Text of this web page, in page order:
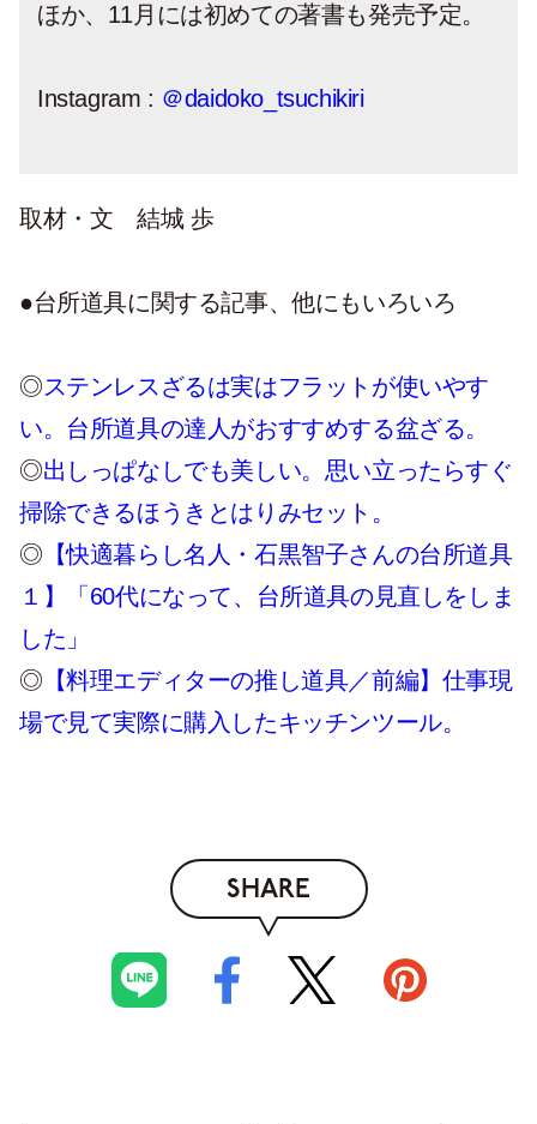
ほか、11月には初めての著書も発売予定。
Instagram : ＠daidoko_tsuchikiri
取材・文 結城 歩
●台所道具に関する記事、他にもいろいろ
◎ステンレスざるは実はフラットが使いやす
い。台所道具の達人がおすすめする盆ざる。
◎出しっぱなしでも美しい。思い立ったらすぐ
掃除できるほうきとはりみセット。
◎ 【快適暮らし名人・石黒智子さんの台所道具
１】「60代になって、台所道具の見直しをしま
した」
◎ 【料理エディターの推し道具／前編】仕事現
場で見て実際に購入したキッチンツール。
SHARE